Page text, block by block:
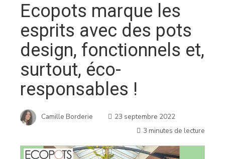
Ecopots marque les
esprits avec des pots
design, fonctionnels et,
surtout, éco-
responsables !
Camille Borderie
23 septembre 2022
3 minutes de lecture